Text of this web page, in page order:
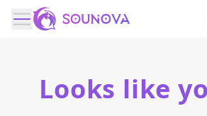
Looks like